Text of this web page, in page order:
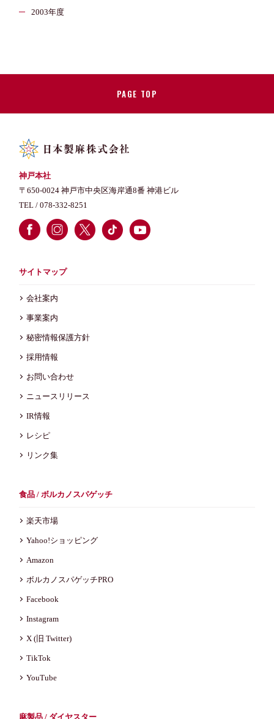
2003年度
PAGE TOP
神戸本社
〒650-0024 神戸市中央区海岸通8番 神港ビル
TEL /078-332-8251
サイトマップ
会社案内
事業案内
秘密情報保護方針
採用情報
お問い合わせ
ニュースリリース
IR情報
レシピ
リンク集
食品 / ボルカノスパゲッチ
楽天市場
Yahoo!ショッピング
Amazon
ボルカノスパゲッチPRO
Facebook
Instagram
X (旧 Twitter)
TikTok
YouTube
麻製品 / ダイヤスター